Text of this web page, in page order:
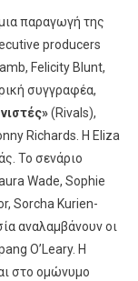
παραγωγή της
producers
Felicity Blunt,
συγγραφέα,
(Rivals),
Richards. Η Eliza
Το σενάριο
Wade, Sophie
Sorcha Kurien-
αναλαμβάνουν οι
O’Leary. Η
στο ομώνυμο